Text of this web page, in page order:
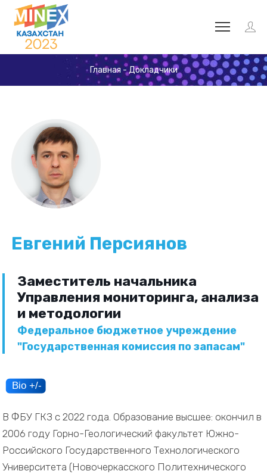
Главная-Докладчики
Евгений Персиянов
Заместитель начальника
Управления мониторинга, анализа
и методологии
Федеральное бюджетное учреждение
"Государственная комиссия по запасам"
В ФБУ ГКЗ c 2022 года. Образование высшее: окончил в
2006 году Горно-Геологический факультет Южно-
Российского Государственного Технологического
Университета (Новочеркасского Политехнического